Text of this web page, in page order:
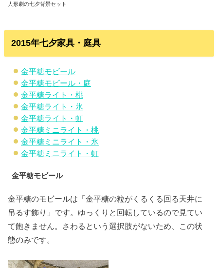
人形劇の七夕背景セット
2015年七夕家具・庭具
金平糖モビール
金平糖モビール・庭
金平糖ライト・桃
金平糖ライト・氷
金平糖ライト・虹
金平糖ミニライト・桃
金平糖ミニライト・氷
金平糖ミニライト・虹
金平糖モビール
金平糖のモビールは「金平糖の粒がくるくる回る天井に
吊るす飾り」です。ゆっくりと回転しているので見てい
て飽きません。さわるという選択肢がないため、この状
態のみです。